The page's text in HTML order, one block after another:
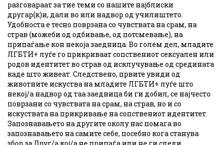
разговараат за тие теми со нашите најблиски
другар(к)и, дали во или надвор од училиштето.
Удобноста е тесно поврзана со чувствата на срам, на
страв (можеби од одбивање, од потсмевање), на
припаѓање кон некоја заедница. Во голем дел, младите
ЛГБТИ+ луѓе го прикриваат сопствениот сексуален или
родов идентитет во страв од исклучување од средината
каде што живеат. Следствено, првите увиди од
животните искуства на младите ЛГБТИ+ луѓе што
некој/а надвор од таа заедница би ги добил, се најчесто
поврзани со чувствата на срам, на страв, но и со
искуствата на прикривање на сопствениот идентитет.
Запознавањето на другите околу нас помага во
запознавањето на самите себе, посебно кога станува